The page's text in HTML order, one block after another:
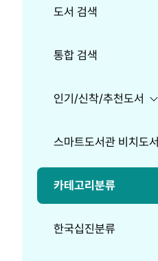
도서 검색
통합 검색
인기/신착/추천도서
스마트도서관 비치도서
카테고리분류
한국십진분류